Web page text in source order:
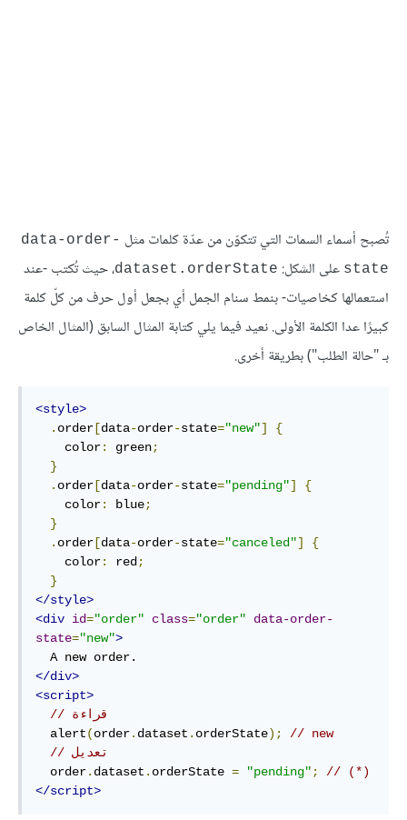
تُصبح أسماء السمات التي تتكوّن من عدّة كلمات مثل data-order-
state على الشكل: dataset.orderState، حيث تُكتب -عند
استعمالها كخاصيات- بنمط سنام الجمل أي بجعل أول حرف من كلّ كلمة
كبيرًا عدا الكلمة الأولى. نعيد فيما يلي كتابة المثال السابق (المثال الخاص
بـ "حالة الطلب") بطريقة أخرى.
<style>
. order [data-order-state="new"]
{
    color
: green;
}
. order [data-order-state="pending"]
{
    color
: blue;
}
. order [data-order-state="canceled"]
{
    color
: red ;
}
</style>
<div id="order" class="order"
data-order-
state="new">
</div>
<script>
  alert
(order. dataset . orderState);
// new
  order
. dataset . orderState = "pending" ;
// (*)
</script>